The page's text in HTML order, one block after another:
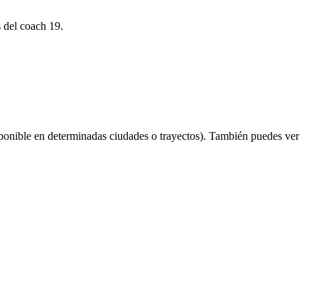
del coach 19.
en determinadas ciudades o trayectos). También puedes ver